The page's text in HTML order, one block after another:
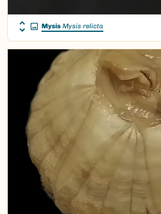
Mysis Mysis relicta